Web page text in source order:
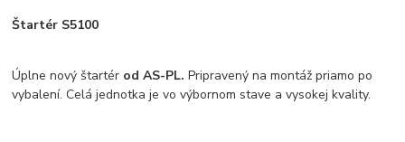
Štartér S5100
Úplne nový štartér od AS-PL. Pripravený na montáž priamo po
vybalení. Celá jednotka je vo výbornom stave a vysokej kvality.